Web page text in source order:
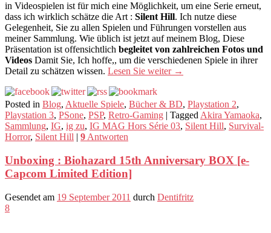
in Videospielen ist für mich eine Möglichkeit, um eine Serie erneut,
dass ich wirklich schätze die Art : Silent Hill. Ich nutze diese
Gelegenheit, Sie zu allen Spielen und Führungen vorstellen aus
meiner Sammlung. Wie üblich ist jetzt auf meinem Blog, Diese
Präsentation ist offensichtlich begleitet von zahlreichen Fotos und
Videos Damit Sie, Ich hoffe,, um die verschiedenen Spiele in ihrer
Detail zu schätzen wissen. Lesen Sie weiter →
Posted in Blog, Aktuelle Spiele, Bücher & BD, Playstation 2,
Playstation 3, PSone, PSP, Retro-Gaming | Tagged Akira Yamaoka,
Sammlung, IG, ig zu, IG MAG Hors Série 03, Silent Hill, Survival-
Horror, Silent Hill | 9 Antworten
Unboxing : Biohazard 15th Anniversary BOX [e-
Capcom Limited Edition]
Gesendet am 19 September 2011 durch Dentifritz
8